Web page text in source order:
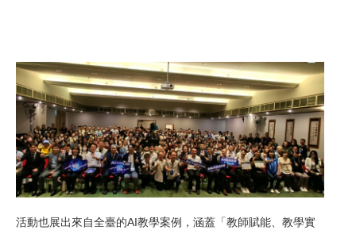
活動也展出來自全臺的AI教學案例，涵蓋「教師賦能、教學實